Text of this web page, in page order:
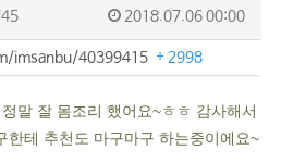
2018.07.06 00:00
imsanbu/40399415 + 2998
말 잘 몸조리 했어요~ㅎㅎ 감사해서
한테 추천도 마구마구 하는중이에요~